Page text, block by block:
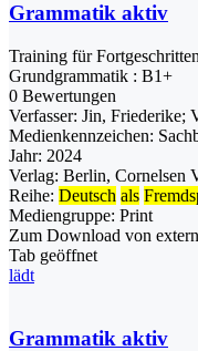
Grammatik aktiv
Training für
Grundgrammatik : B1+
0 Bewertungen
Verfasser: Jin, Friederike;
Medienkennzeichen:
Jahr: 2024
Verlag: Berlin, Cornelsen
Reihe: Deutsch als
Mediengruppe: Print
Zum Download von
Tab geöffnet
lädt
Grammatik aktiv